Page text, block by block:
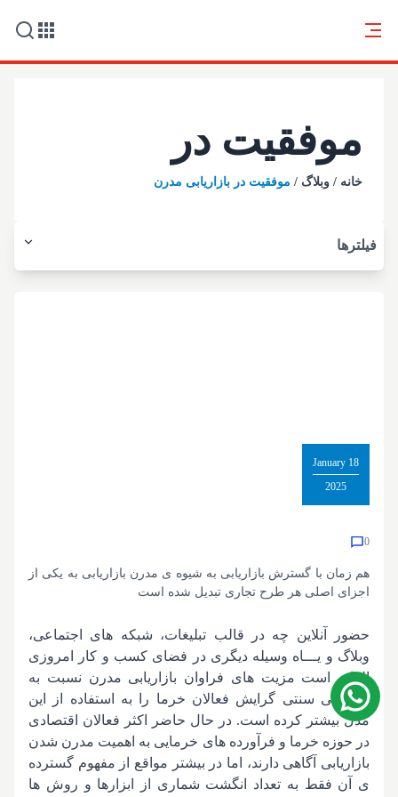
موفقیت در
بازاریابی مدرنخانه / وبلاگ / موفقیت در بازاریابی مدرن
فیلترها
18 January
2025
0
هم زمان با گسترش بازاریابی به شیوه ی مدرن بازاریابی به یکی از
اجزای اصلی هر طرح تجاری تبدیل شده است
حضور آنلاین چه در قالب تبلیغات، شبکه های اجتماعی،
وبلاگ و یـــاه وسیله دیگری در فضای کسب و کار امروزی
الزامـ است مزیت های فراوان بازاریابی مدرن نسبت به
بازاریابی سنتی گرایش فعالان خرما را به استفاده از این
مدل بیشتر کرده است. در حال حاضر اکثر فعالان اقتصادی
در حوزه خرما و فرآورده های خرمایی به اهمیت مدرن شدن
بازاریابی آگاهی دارند، اما در بیشتر مواقع از مفهوم گسترده
ی آن فقط به تعداد انگشت شماری از ابزارها و روش ها